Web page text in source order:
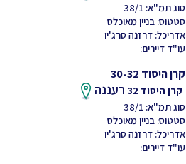
סוג תמ"א: 38/1
סטטוס: בניין מאוכלס
אדריכל: דרזנה סרג'יו
עו"ד דיירים:
קרן היסוד 30-32
קרן היסוד 32 רעננה
סוג תמ"א: 38/1
סטטוס: בניין מאוכלס
אדריכל: דרזנה סרג'יו
עו"ד דיירים: